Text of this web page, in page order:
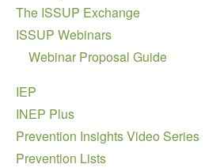
The ISSUP Exchange
ISSUP Webinars
Webinar Proposal Guide
IEP
INEP Plus
Prevention Insights Video Series
Prevention Lists